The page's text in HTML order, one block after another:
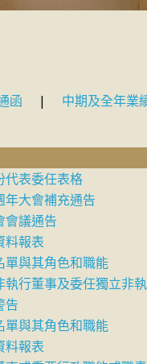
函 | 中期及全年業
代表委任表格
年大會補充通告
會議通告
料報表
單與其角色和職能
執行董事及委任獨立非
告
單與其角色和職能
料報表